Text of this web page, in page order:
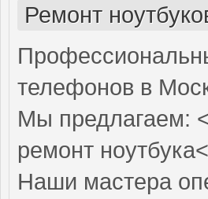
Ремонт
телефонов в
Мы предлагаем:
ремонт
Наши мастера